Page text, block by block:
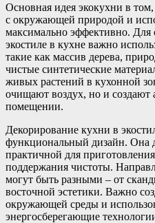
Основная идея экокухни в
с окружающей природой и
максимально эффективно. Для
экостиле в кухне важно
такие как массив дерева,
чистые синтетические
живых растений в кухонной
очищают воздух, но и создают
помещении.
Декорирование кухни в
функциональный дизайн. Она
практичной для
поддержания чистоты.
могут быть разными – от
восточной эстетики. Важно
окружающей среды и
энергосберегающие